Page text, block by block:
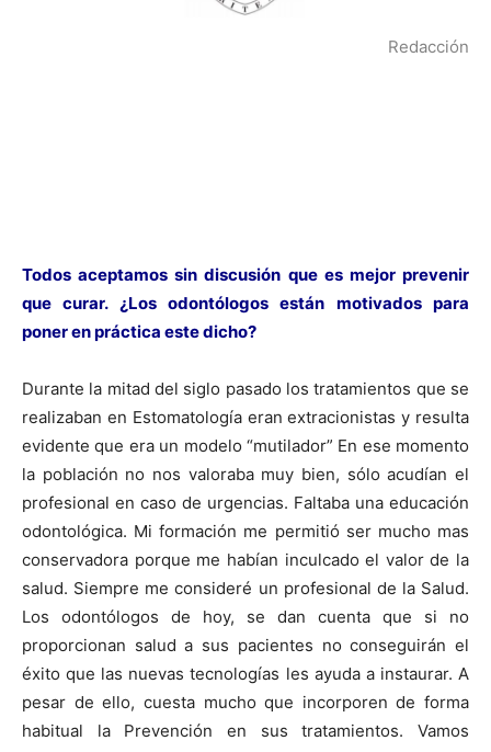
Redacción
Todos aceptamos sin discusión que es mejor prevenir
que curar. ¿Los odontólogos están motivados para
poner en práctica este dicho?
Durante la mitad del siglo pasado los tratamientos que se
realizaban en Estomatología eran extracionistas y resulta
evidente que era un modelo “mutilador” En ese momento
la población no nos valoraba muy bien, sólo acudían el
profesional en caso de urgencias. Faltaba una educación
odontológica. Mi formación me permitió ser mucho mas
conservadora porque me habían inculcado el valor de la
salud. Siempre me consideré un profesional de la Salud.
Los odontólogos de hoy, se dan cuenta que si no
proporcionan salud a sus pacientes no conseguirán el
éxito que las nuevas tecnologías les ayuda a instaurar. A
pesar de ello, cuesta mucho que incorporen de forma
habitual la Prevención en sus tratamientos. Vamos